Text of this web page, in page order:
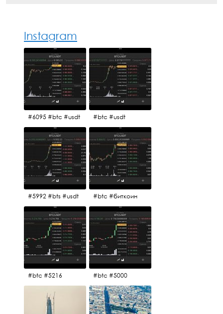
Instagram
#6095 #btc #usdt #btc #usdt
#5992 #bts #usdt #btc #биткоин
#btc #5216 #btc #5000